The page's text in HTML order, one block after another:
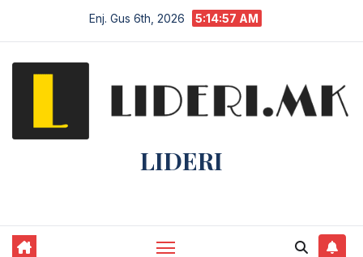
Enj. Gus 6th, 2026 5:14:58 AM
LIDERI